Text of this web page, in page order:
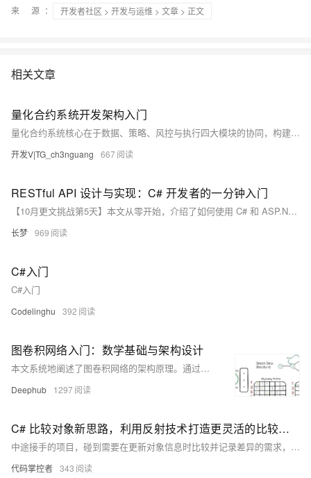
来 源：
开发者社区 > 开发与运维 > 文章 > 正文
相关文章
量化合约系统开发架构入门
量化合约系统核心在于数据、策略、风控与执行四大模块的协同，构建从数据到决策再到执行的闭环工作流。强调可追溯、可复现与可观测性，避免常见误区如重回测轻验证、忽视数据质量或滞后风控。初学者应以MVP为起点，结合回测框架与实时风控实践，逐步迭代。详见相关入门与实战资料。
开发V|TG_ch3nguang 667
RESTful API 设计与实现：C# 开发者的一分钟入门
【10月更文挑战第5天】本文从零开始，介绍了如何使用 C# 和 ASP.NET Core 设计并实现一个简单的 RESTful API。首先解释了 RESTful API 的概念及其核心原则，然后详细说明了设计 RESTful API 的关键步骤，包括资源识别、URI 设计、HTTP 方法选择、状态码使用和错误处理。最后，通过一个用户管理 API 的示例，演示了如何创建项目、定义模型、实现控制器及运行测试，帮助读者掌握 RESTful API 的开发技巧。
长梦 969
C#入门
C#入门
Codelinghu 392
图卷积网络入门：数学基础与架构设计
本文系统地阐述了图卷积网络的架构原理。通过简化数学表述并聚焦于矩阵运算的核心概念，详细解析了GCN的工作机制。
Deephub 1297
C# 比较对象新思路，利用反射技术打造更灵活的比较工具
中途接手的项目，碰到需要在更新对象信息时比较并记录差异的需求，最变态的还有附加要求，怎么办？有没有既能满足需求又能对项目影响最小的方法呢？分享这个我封装的方法，一个利用反射技术打造的更灵活的比较工具
代码掌控者 343